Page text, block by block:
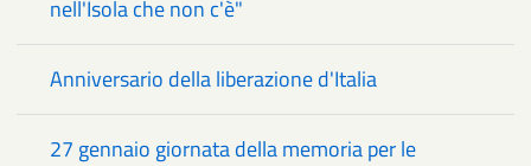
nell'Isola che non c'è"
Anniversario della liberazione d'Italia
27 gennaio giornata della memoria per le